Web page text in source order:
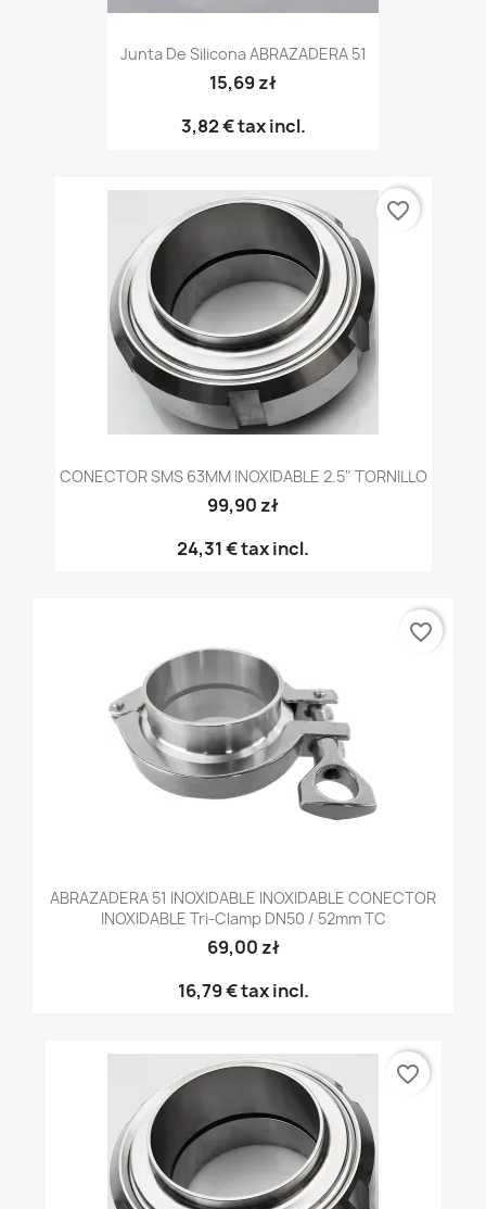
Junta De Silicona ABRAZADERA 51
15,69 zł
3,82 €tax incl.
CONECTOR SMS 63MM INOXIDABLE 2.5" TORNILLO
99,90 zł
24,31 €tax incl.
favorite_border
ABRAZADERA 51 INOXIDABLE INOXIDABLE CONECTOR
INOXIDABLE Tri-Clamp DN50 / 52mm TC
69,00 zł
16,79 €tax incl.
favorite_border
favorite_border